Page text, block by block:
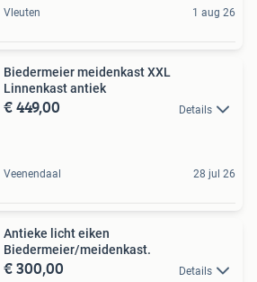
Vleuten 1 aug 26
Biedermeier meidenkast XXL
Linnenkast antiek
€ 449,00 Details
Veenendaal 28 jul 26
Antieke licht eiken
Biedermeier/meidenkast.
€ 300,00 Details